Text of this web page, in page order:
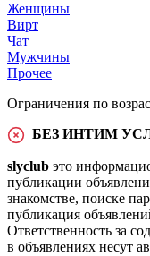
Женщины
Вирт
Чат
Мужчины
Прочее
Ограничения по
БЕЗ ИНТИМ
slyclub это
публикации
знакомстве, поиске
публикация
Ответственность за
в объявлениях несут